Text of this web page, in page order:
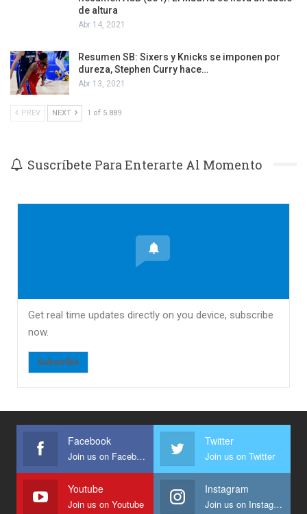
de altura
Abr 14, 2021
Resumen SB: Sixers y Knicks se imponen por
dureza, Stephen Curry hace…
Abr 13, 2021
PREV NEXT 1 of 5.889
Suscríbete Para Enterarte Al Momento
Get real time updates directly on you device, subscribe
now.
Subscribe
Facebook
Join us on Facebook
Twitter
Join us on Twitter
Youtube
Join us on Youtube
Instagram
Join us on Instagram